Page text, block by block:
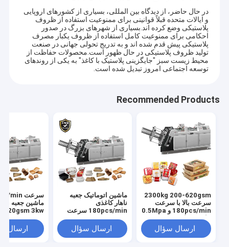
در حال حاضر، از دیدگاه بین المللی، بسیاری از کشورهای اروپایی
و ایالات متحده قبلاً قوانینی برای ممنوعیت استفاده از ظروف
پلاستیکی وضع کرده اند.بسیاری از شهرهای بزرگ در صدور
احکامی برای ممنوعیت کامل استفاده از ظروف یکبار مصرف
پلاستیکی پیش قدم شده اند و به تدریج تحولی جهانی در صنعت
تولید ظروف پلاستیکی در حال ظهور است.محصولات حفاظت از
محیط زیست سبز "جایگزینی پلاستیک با کاغذ" به یکی از روندهای
توسعه اجتماعی امروز تبدیل شده است.
Recommended Products
2300kg 200-620gsm
سرعت بالا با سرعت
180pcs/min و 0.5Mpa
نیاز به هوا
ارسال سؤال
ماشین اتوماتیک جعبه
ناهار کاغذی
180pcs/min سرعت
3kW قدرت 2300kg وزن
ارسال سؤال
620gsm 3kw منبع برق
ارسال